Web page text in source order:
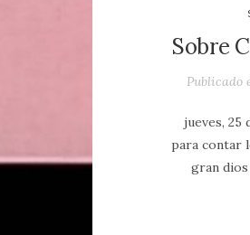
Sobre
Publicado
jueves, 25
para contar
gran